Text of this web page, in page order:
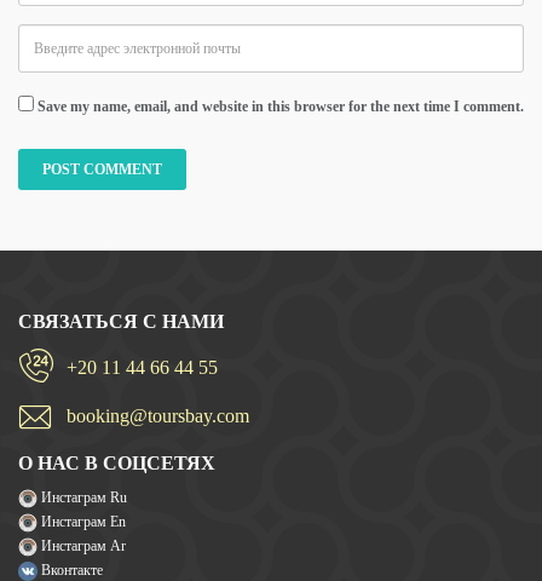
Save my name, email, and website in this browser for the next time I comment.
СВЯЗАТЬСЯ С НАМИ
+20 11 44 66 44 55
booking@toursbay.com
О НАС В СОЦСЕТЯХ
Инстаграм Ru
Инстаграм En
Инстаграм Ar
Вконтакте